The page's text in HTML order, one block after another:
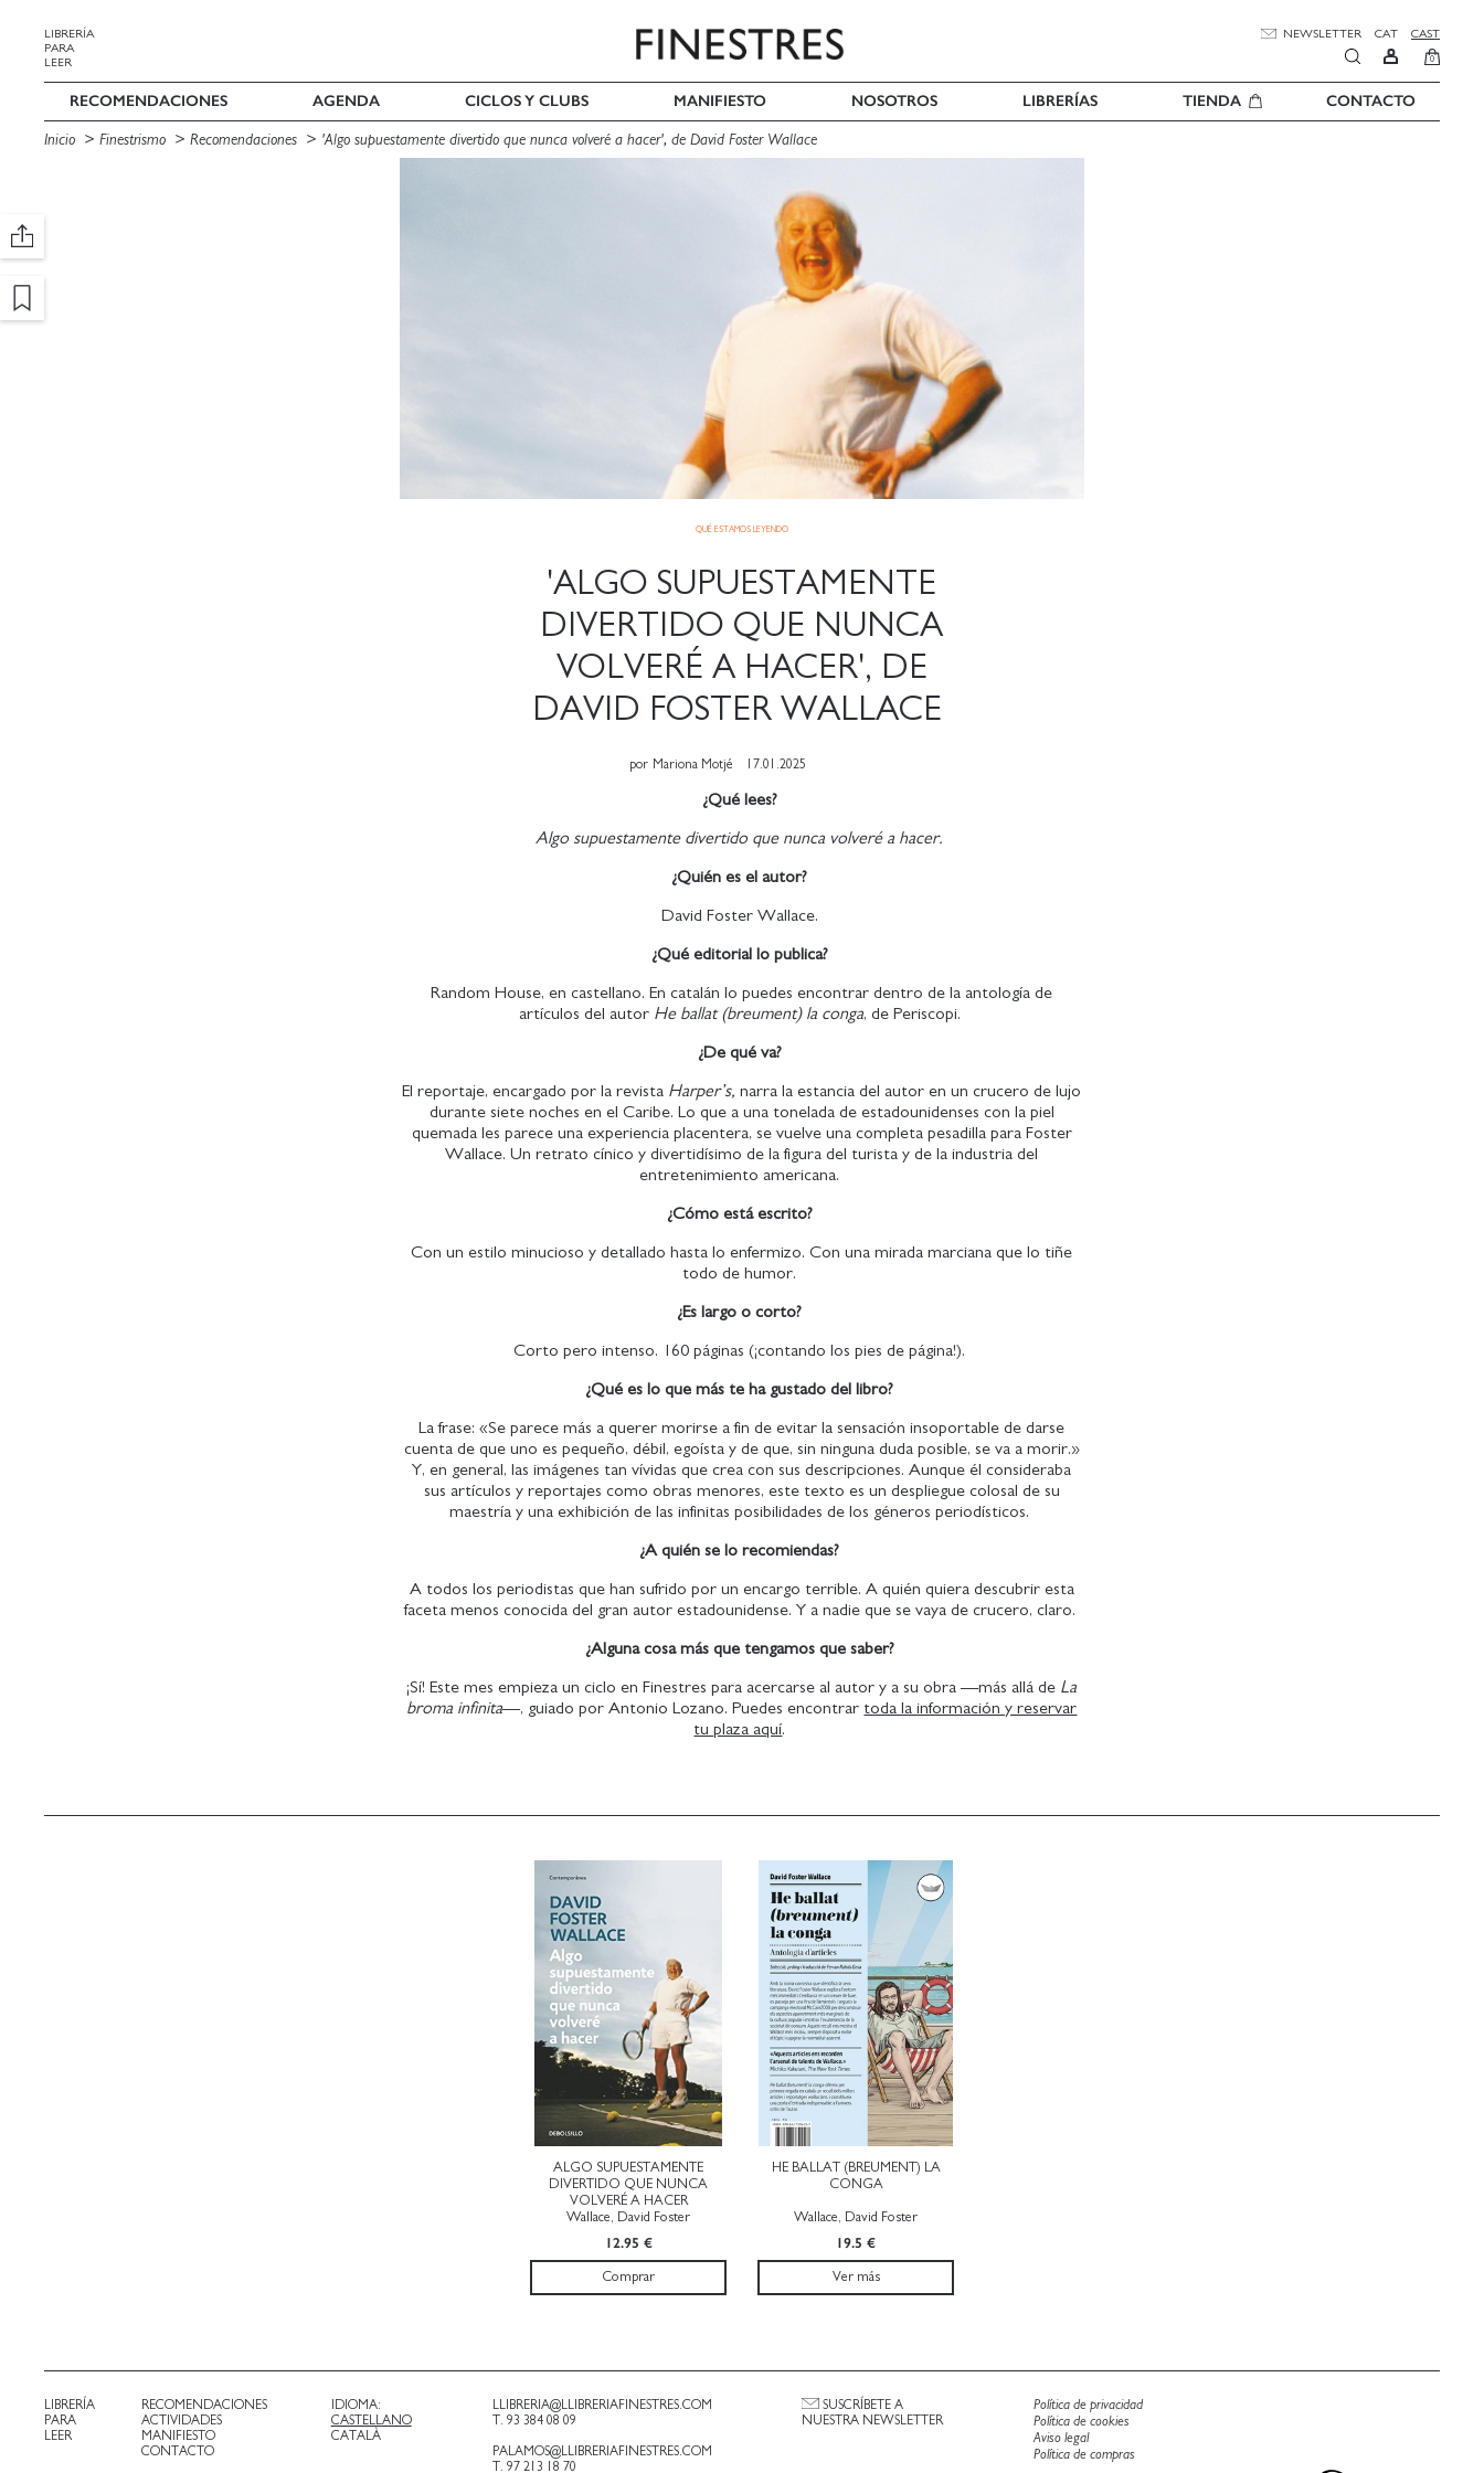
LIBRERÍA
PARA
LEER
NEWSLETTER CAT CAST
0
RECOMENDACIONES AGENDA CICLOS Y CLUBS MANIFIESTO NOSOTROS LIBRERÍAS TIENDA CONTACTO
Inicio Finestrismo Recomendaciones 'Algo supuestamente divertido que nunca volveré a hacer', de David Foster Wallace
QUÉ ESTAMOS LEYENDO
'ALGO SUPUESTAMENTE
DIVERTIDO QUE NUNCA
VOLVERÉ A HACER', DE
DAVID FOSTER WALLACE
por Mariona Motjé 17.01.2025
¿Qué lees?
Algo supuestamente divertido que nunca volveré a hacer.
¿Quién es el autor?
David Foster Wallace.
¿Qué editorial lo publica?
Random House, en castellano. En catalán lo puedes encontrar dentro de la antología de
artículos del autor He ballat (breument) la conga, de Periscopi.
¿De qué va?
El reportaje, encargado por la revista Harper’s, narra la estancia del autor en un crucero de lujo
durante siete noches en el Caribe. Lo que a una tonelada de estadounidenses con la piel
quemada les parece una experiencia placentera, se vuelve una completa pesadilla para Foster
Wallace. Un retrato cínico y divertidísimo de la figura del turista y de la industria del
entretenimiento americana.
¿Cómo está escrito?
Con un estilo minucioso y detallado hasta lo enfermizo. Con una mirada marciana que lo tiñe
todo de humor.
¿Es largo o corto?
Corto pero intenso. 160 páginas (¡contando los pies de página!).
¿Qué es lo que más te ha gustado del libro?
La frase: «Se parece más a querer morirse a fin de evitar la sensación insoportable de darse
cuenta de que uno es pequeño, débil, egoísta y de que, sin ninguna duda posible, se va a morir.»
Y, en general, las imágenes tan vívidas que crea con sus descripciones. Aunque él consideraba
sus artículos y reportajes como obras menores, este texto es un despliegue colosal de su
maestría y una exhibición de las infinitas posibilidades de los géneros periodísticos.
¿A quién se lo recomiendas?
A todos los periodistas que han sufrido por un encargo terrible. A quién quiera descubrir esta
faceta menos conocida del gran autor estadounidense. Y a nadie que se vaya de crucero, claro.
¿Alguna cosa más que tengamos que saber?
¡Sí! Este mes empieza un ciclo en Finestres para acercarse al autor y a su obra —más allá de La
broma infinita—, guiado por Antonio Lozano. Puedes encontrar toda la información y reservar
tu plaza aquí.
ALGO SUPUESTAMENTE
DIVERTIDO QUE NUNCA
VOLVERÉ A HACER
Wallace, David Foster
12.95 €
Comprar
HE BALLAT (BREUMENT) LA
CONGA
Wallace, David Foster
19.5 €
Ver más
LIBRERÍA
PARA
LEER
RECOMENDACIONES
ACTIVIDADES
MANIFIESTO
CONTACTO
IDIOMA:
CASTELLANO
CATALÀ
LLIBRERIA@LLIBRERIAFINESTRES.COM
T. 93 384 08 09
PALAMOS@LLIBRERIAFINESTRES.COM
T. 97 213 18 70
SUSCRÍBETE A
NUESTRA NEWSLETTER
Política de privacidad
Política de cookies
Aviso legal
Política de compras